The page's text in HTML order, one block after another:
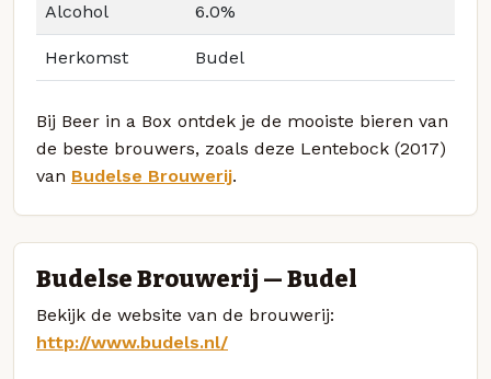
Alcohol 6.0%
Herkomst Budel
Bij Beer in a Box ontdek je de mooiste bieren van
de beste brouwers, zoals deze Lentebock (2017)
van Budelse Brouwerij.
Budelse Brouwerij — Budel
Bekijk de website van de brouwerij:
http://www.budels.nl/